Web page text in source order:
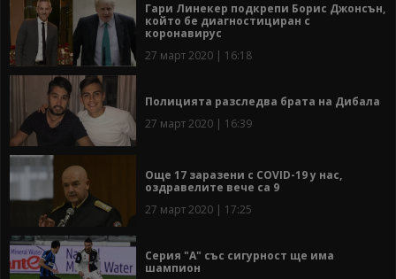
Гари Линекер подкрепи Борис Джонсън,
който бе диагностициран с
коронавирус
27 март 2020 | 16:18
Полицията разследва брата на Дибала
27 март 2020 | 16:39
Още 17 заразени с COVID-19 у нас,
оздравелите вече са 9
27 март 2020 | 17:25
Серия "А" със сигурност ще има
шампион